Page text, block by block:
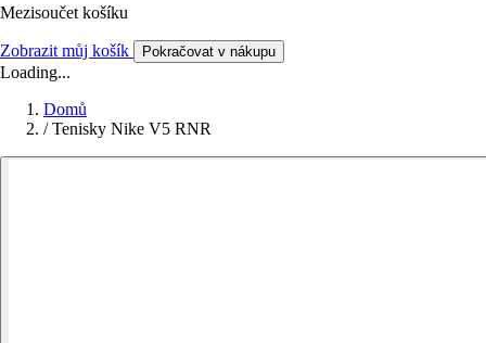
Mezisoučet košíku
Zobrazit můj košík Pokračovat v nákupu
Loading...
Domů
/ Tenisky Nike V5 RNR